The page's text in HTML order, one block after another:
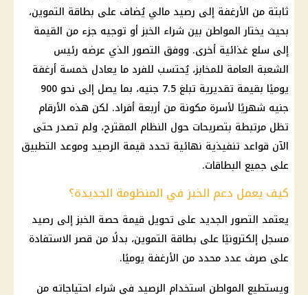
ثابتة من الأرغفة إلى رصيد مالي يُضاف على بطاقة التموين،
بحيث يختار المواطن بين شراء الخبز أو توجيه جزء من القيمة
إلى سلع غذائية أخرى. ووفق التصور الذي عرضه رئيس
الشعبة العامة للمخابز، يُحتسب للفرد ما يعادل خمسة أرغفة
يوميًا بقيمة تقديرية تبلغ 7.5 جنيه، بما يصل إلى نحو 900
جنيه شهريًا لأسرة مكونة من أربعة أفراد. لكن هذه الأرقام
تظل مرتبطة بتصريحات حول النظام المقترح، ولم تصدر حتى
الآن قواعد تنفيذية نهائية تحدد قيمة الرصيد وموعد التطبيق
على جميع البطاقات.
كيف يعمل دعم الخبز في المنظومة الجديدة؟
يعتمد التصور الجديد على تحويل قيمة حصة الخبز إلى رصيد
مسجل إلكترونيًا على بطاقة التموين، بدلًا من قصر الاستفادة
على صرف عدد محدد من الأرغفة يوميًا.
ويستطيع المواطن استخدام الرصيد في شراء احتياجاته من